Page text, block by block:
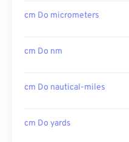
cm Do micrometers
cm Do nm
cm Do nautical-miles
cm Do yards